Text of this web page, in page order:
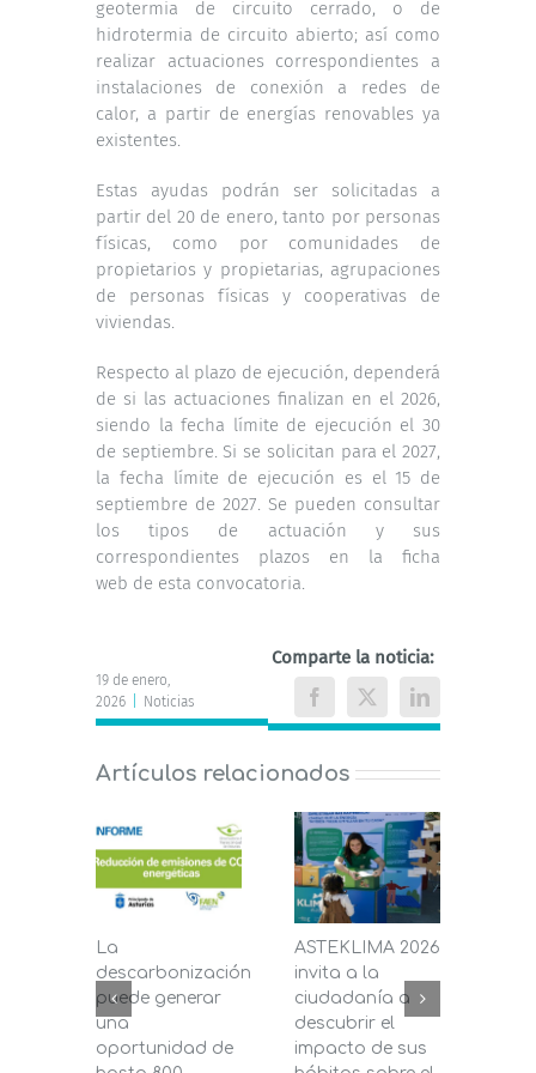
geotermia de circuito cerrado, o de
hidrotermia de circuito abierto; así como
realizar actuaciones correspondientes a
instalaciones de conexión a redes de
calor, a partir de energías renovables ya
existentes.
Estas ayudas podrán ser solicitadas a
partir del 20 de enero, tanto por personas
físicas, como por comunidades de
propietarios y propietarias, agrupaciones
de personas físicas y cooperativas de
viviendas.
Respecto al plazo de ejecución, dependerá
de si las actuaciones finalizan en el 2026,
siendo la fecha límite de ejecución el 30
de septiembre. Si se solicitan para el 2027,
la fecha límite de ejecución es el 15 de
septiembre de 2027. Se pueden consultar
los tipos de actuación y sus
correspondientes plazos en la ficha
web de esta convocatoria.
19 de enero,
2026
Noticias
Comparte la noticia:
Facebook
X LinkedIn
Artículos relacionados
La
descarbonización
puede generar
una
oportunidad de
ASTEKLIMA 2026
invita a la
ciudadanía a
descubrir el
impacto de sus